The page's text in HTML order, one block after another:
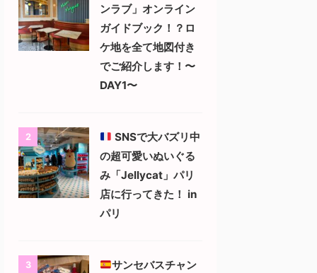
ンラブ」オンライン
ガイドブック！？ロ
ケ地を全て地図付き
でご紹介します！〜
DAY1〜
2
SNSで大バズリ中
の超可愛いぬいぐる
み「Jellycat」パリ
店に行ってきた！ in
パリ
3
サンセバスチャン